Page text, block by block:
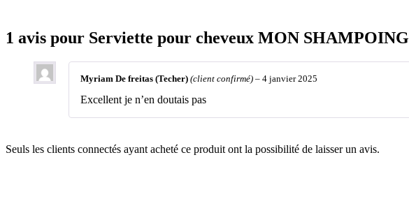
1 avis pour Serviette pour cheveux MON SHAMPOING
Myriam De freitas (Techer) (client confirmé) – 4 janvier 2025
Excellent je n’en doutais pas
Seuls les clients connectés ayant acheté ce produit ont la possibilité de laisser un avis.